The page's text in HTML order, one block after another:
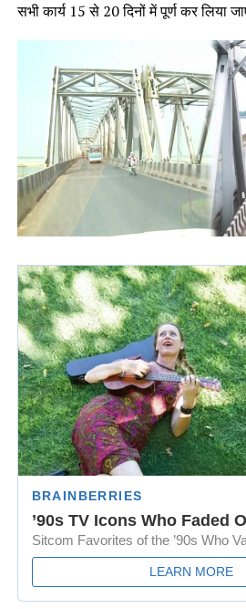
सभी कार्य 15 से 20 दिनों में पूर्ण कर लिया